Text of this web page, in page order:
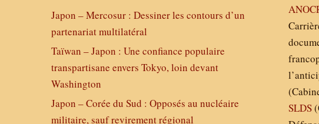
Japon – Mercosur : Dessiner les contours d’un
partenariat multilatéral
Taïwan – Japon : Une confiance populaire
transpartisane envers Tokyo, loin devant
Washington
Japon – Corée du Sud : Opposés au nucléaire
militaire, sauf revirement régional
SLDS